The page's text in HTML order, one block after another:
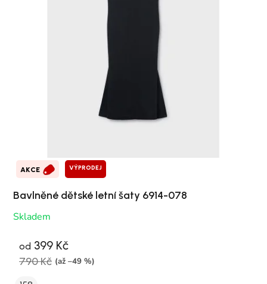
AKCE VÝPRODEJ
Bavlněné dětské letní šaty 6914-078
Skladem
od 399 Kč
790 Kč (až –49 %)